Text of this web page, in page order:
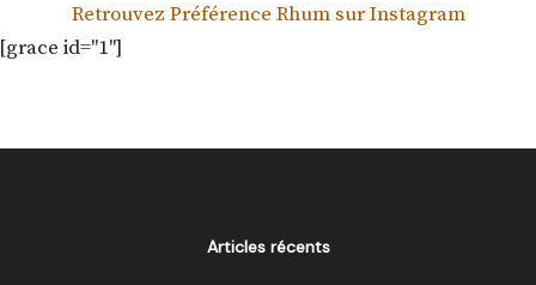
Retrouvez Préférence Rhum sur Instagram
[grace id="1"]
Articles récents